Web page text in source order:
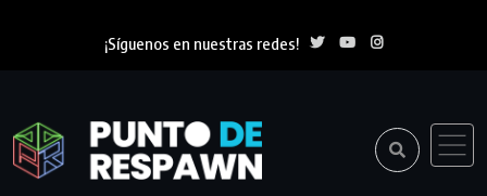
¡Síguenos en nuestras redes!